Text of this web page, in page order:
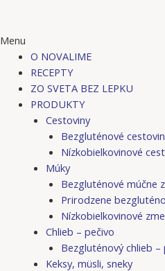
Menu
O NOVALIME
RECEPTY
ZO SVETA BEZ LEPKU
PRODUKTY
Cestoviny
Bezgluténové
Nízkobielkovinové
Múky
Bezgluténové múčne
Prirodzene
Nízkobielkovinové
Chlieb – pečivo
Bezgluténový chlieb –
Keksy, müsli, sneky